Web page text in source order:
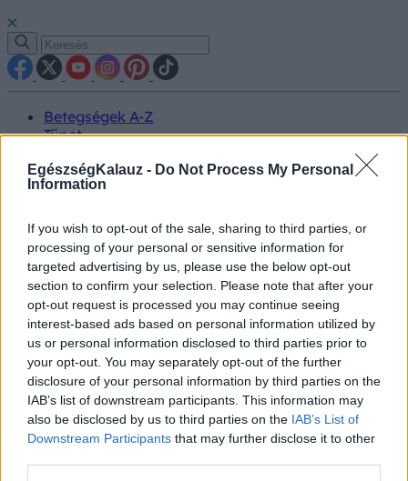
EgészségKalauz - Do Not Process My Personal
Information
If you wish to opt-out of the sale, sharing to third parties, or
processing of your personal or sensitive information for
targeted advertising by us, please use the below opt-out
section to confirm your selection. Please note that after your
opt-out request is processed you may continue seeing
interest-based ads based on personal information utilized by
us or personal information disclosed to third parties prior to
your opt-out. You may separately opt-out of the further
disclosure of your personal information by third parties on the
IAB’s list of downstream participants. This information may
also be disclosed by us to third parties on the IAB’s List of
Downstream Participants that may further disclose it to other
Betegségek A-Z
Tünet
Kezelés
Életmódváltás
Prevenció
Hírek
Videók
Kisállatok egészsége
#allergia#influenza#cukorbetegség
#orvosmeteorológia#vérnyomás#stroke#rákbetegség
#pajzsmirigy #reflux#ekcéma #herpesz
Regisztráció
Probiotikum